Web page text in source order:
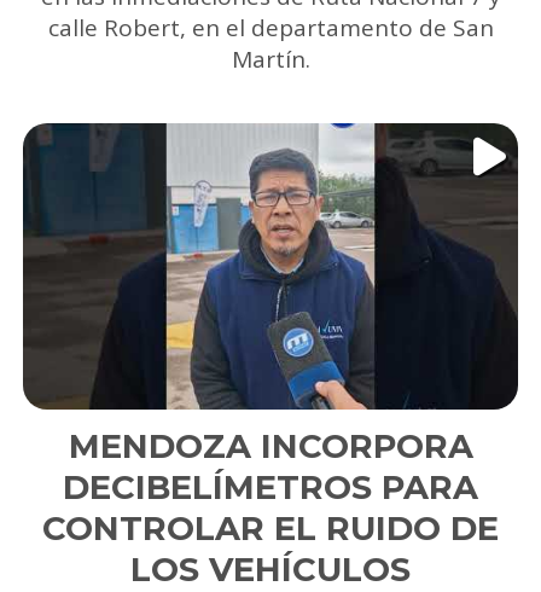
calle Robert, en el departamento de San
Martín.
MENDOZA INCORPORA
DECIBELÍMETROS PARA
CONTROLAR EL RUIDO DE
LOS VEHÍCULOS